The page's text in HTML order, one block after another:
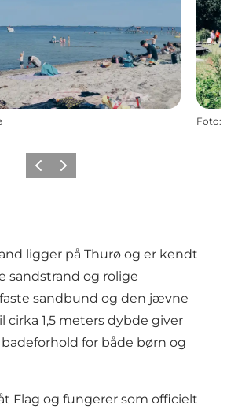
Foto:
ForrigeNæste
ligger på Thurø og er kendt
sandstrand og rolige
sandbund og den jævne
1,5 meters dybde giver
for både børn og
Flag og fungerer som officielt